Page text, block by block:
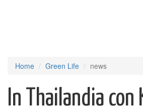
Home Green Life news
In Thailandia con